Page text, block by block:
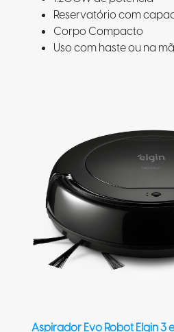
Reservatório com
Corpo Compacto
Uso com haste ou na
Aspirador Evo Robot Elgin 3